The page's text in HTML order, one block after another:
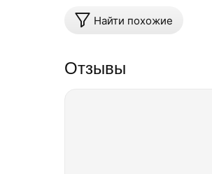
Найти похожие
Отзывы